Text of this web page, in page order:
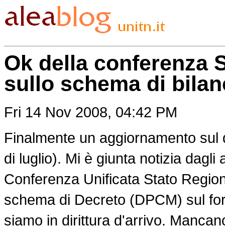
Ok della conferenza
sullo schema di
Fri 14 Nov 2008, 04:42 PM
Finalmente un aggiornamento
di luglio). Mi è giunta notizia
Conferenza Unificata Stato
schema di Decreto (DPCM) sul
siamo in dirittura d'arrivo.